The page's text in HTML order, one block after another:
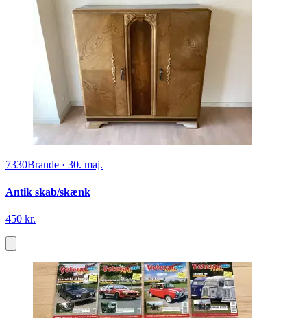
7330Brande · 30. maj.
Antik skab/skænk
450 kr.